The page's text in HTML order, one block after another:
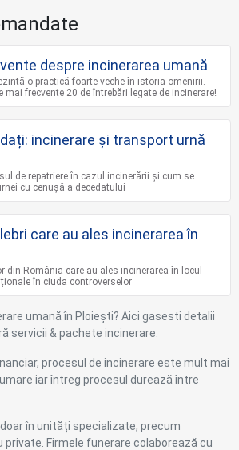
despre incinerarea umană
o practică foarte veche în istoria omenirii.
mai frecvente 20 de întrebări legate de incinerare!
incinerare și transport urnă
de repatriere în cazul incinerării și cum se
cu cenușă a decedatului
care au ales incinerarea în
din România care au ales incinerarea în locul
în ciuda controverselor
umană în Ploiești? Aici gasesti detalii
servicii & pachete incinerare.
procesul de incinerare este mult mai
iar întreg procesul durează între
în unități specializate, precum
Firmele funerare colaborează cu